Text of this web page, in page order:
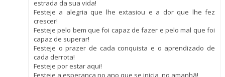
estrada da sua vida!
Festeje a alegria que lhe extasiou e a dor que lhe fez
crescer!
Festeje pelo bem que foi capaz de fazer e pelo mal que foi
capaz de superar!
Festeje o prazer de cada conquista e o aprendizado de
cada derrota!
Festeje por estar aqui!
Festeje a esperança no ano que se inicia, no amanhã!